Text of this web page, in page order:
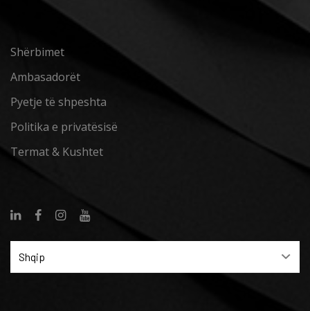
Shërbimet
Ambasadorët
Pyetje të shpeshta
Politika e privatësisë
Termat & Kushtet